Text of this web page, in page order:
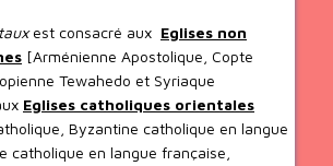
est consacré aux Eglises non
[Arménienne Apostolique, Copte
Tewahedo et Syriaque
Eglises catholiques orientales
Byzantine catholique en langue
catholique en langue française,